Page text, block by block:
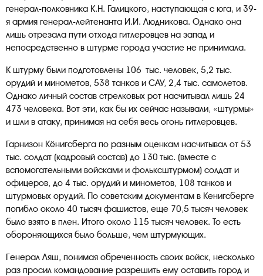
генерал-полковника К.Н. Галицкого, наступающая с юга, и 39-
я армия генерал-лейтенанта И.И. Людникова. Однако она
лишь отрезала пути отхода гитлеровцев на запад и
непосредственно в штурме города участие не принимала.
К штурму были подготовлены 106 тыс. человек, 5,2 тыс.
орудий и минометов, 538 танков и САУ, 2,4 тыс. самолетов.
Однако личный состав стрелковых рот насчитывал лишь 24
473 человека. Вот эти, как бы их сейчас называли, «штурмы»
и шли в атаку, принимая на себя весь огонь гитлеровцев.
Гарнизон Кёнигсберга по разным оценкам насчитывал от 53
тыс. солдат (кадровый состав) до 130 тыс. (вместе с
вспомогательными войсками и фольксштурмом) солдат и
офицеров, до 4 тыс. орудий и минометов, 108 танков и
штурмовых орудий. По советским документам в Кенигсберге
погибло около 40 тысяч фашистов, еще 70,5 тысяч человек
было взято в плен. Итого около 115 тысяч человек. То есть
обороняющихся было больше, чем штурмующих.
Генерал Ляш, понимая обреченность своих войск, несколько
раз просил командование разрешить ему оставить город и